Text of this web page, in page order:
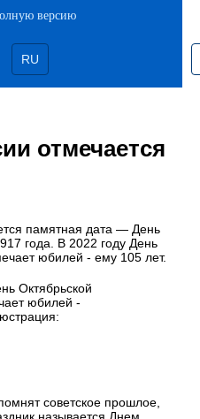
версию
RU
отмечается
памятная дата — День
года. В 2022 году День
юбилей - ему 105 лет.
советское прошлое,